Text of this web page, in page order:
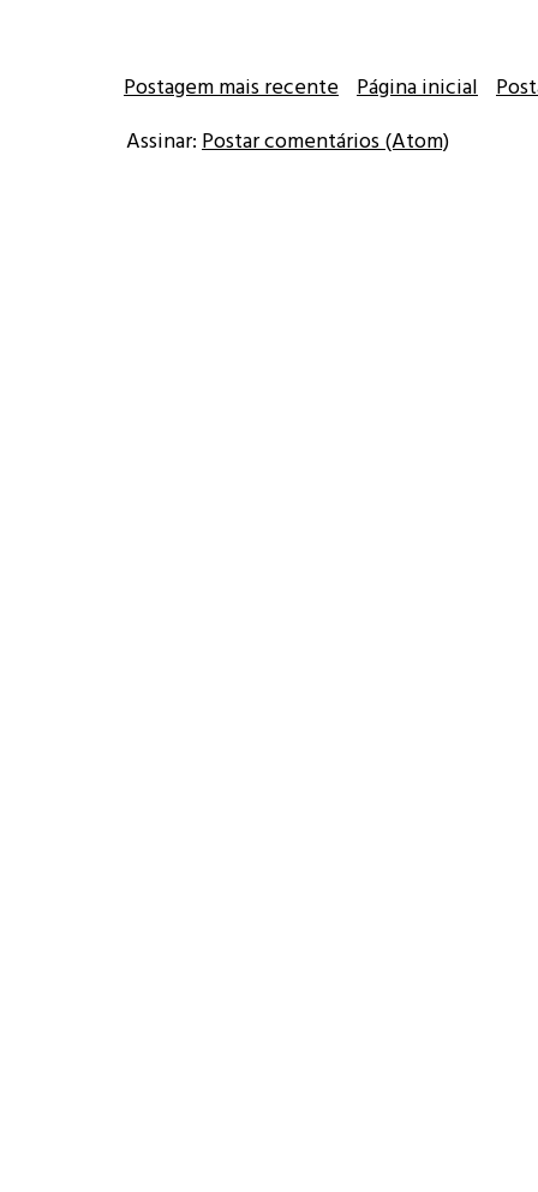
Postagem mais recente Página inicial
Assinar: Postar comentários (Atom)